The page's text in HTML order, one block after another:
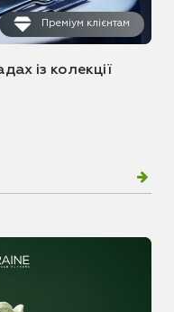
Преміум клієнтам
із колекції